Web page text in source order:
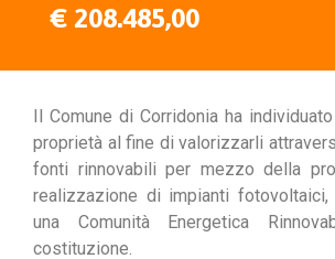
€ 208.485,00
Il Comune di Corridonia ha
proprietà al fine di valorizzarli
fonti rinnovabili per mezzo della
realizzazione di impianti
una Comunità Energetica
costituzione.